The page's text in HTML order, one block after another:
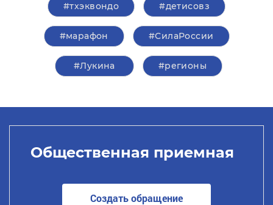
#тхэквондо #детисовз
#марафон #СилаРоссии
#Лукина #регионы
Общественная приемная
Создать обращение